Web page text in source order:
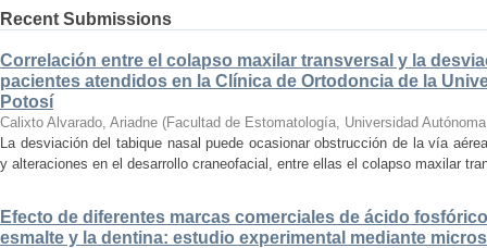
Recent Submissions
Correlación entre el colapso maxilar transversal y la
pacientes atendidos en la Clínica de Ortodoncia de la
Potosí
Calixto Alvarado, Ariadne (Facultad de Estomatología, Universidad
La desviación del tabique nasal puede ocasionar obstrucción de la vía
y alteraciones en el desarrollo craneofacial, entre ellas el colapso maxilar
Efecto de diferentes marcas comerciales de ácido
esmalte y la dentina: estudio experimental mediante